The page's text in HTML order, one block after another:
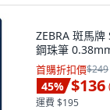
ZEBRA 斑馬
鋼珠筆
首購折扣價$249
45% $136 (
運費 $195